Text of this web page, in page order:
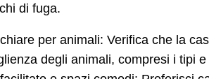
di fuga.
per animali: Verifica che la
degli animali, compresi i tipi